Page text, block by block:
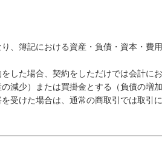
、簿記における資産・負債・資本・費
した場合、契約をしただけでは会計に
減少）または買掛金とする（負債の増
受けた場合は、通常の商取引では取引